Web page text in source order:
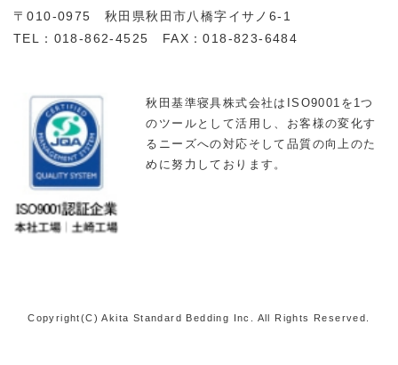
〒010-0975 秋田県秋田市八橋字イサノ6-1
TEL：018-862-4525 FAX：018-823-6484
秋田基準寝具株式会社はISO9001を1つ
のツールとして活用し、お客様の変化す
るニーズへの対応そして品質の向上のた
めに努力しております。
Copyright(C) Akita Standard Bedding Inc. All Rights Reserved.